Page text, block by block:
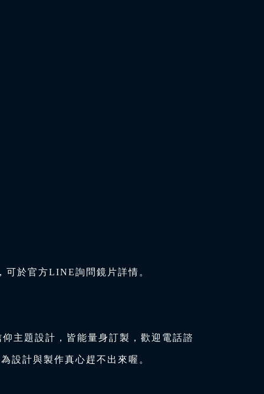
可於官方LINE詢問鏡片詳情。
主題設計，皆能量身訂製，歡迎電話諮
設計與製作真心趕不出來喔。